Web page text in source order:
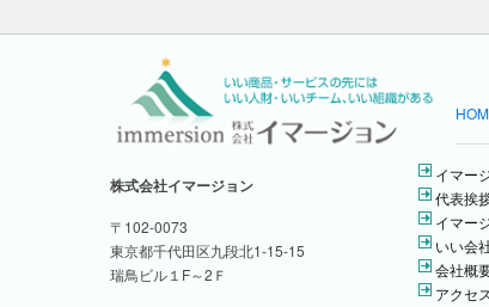
株式会社イマージョン
〒102-0073
東京都千代田区九段北1-15-15
瑞鳥ビル１F～2Ｆ
イマー
代表挨
イマー
いい会
会社概
アクセス